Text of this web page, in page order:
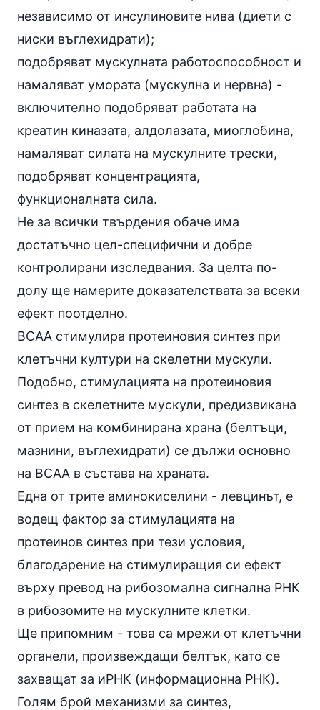
независимо от инсулиновите нива (диети с
ниски въглехидрати);
подобряват мускулната работоспособност и
намаляват умората (мускулна и нервна) -
включително подобряват работата на
креатин киназата, алдолазата, миоглобина,
намаляват силата на мускулните трески,
подобряват концентрацията,
функционалната сила.
Не за всички твърдения обаче има
достатъчно цел-специфични и добре
контролирани изследвания. За целта по-
долу ще намерите доказателствата за всеки
ефект поотделно.
BCAA стимулира протеиновия синтез при
клетъчни култури на скелетни мускули.
Подобно, стимулацията на протеиновия
синтез в скелетните мускули, предизвикана
от прием на комбинирана храна (белтъци,
мазнини, въглехидрати) се дължи основно
на BCAA в състава на храната.
Една от трите аминокиселини - левцинът, е
водещ фактор за стимулацията на
протеинов синтез при тези условия,
благодарение на стимулиращия си ефект
върху превод на рибозомална сигнална РНК
в рибозомите на мускулните клетки.
Ще припомним - това са мрежи от клетъчни
органели, произвеждащи белтък, като се
захващат за иРНК (информационна РНК).
Голям брой механизми за синтез,